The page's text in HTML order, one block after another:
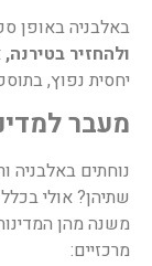
באלבניה באופן
ולהחזיר בטירנה,
יחסית נפוץ,
מעבר
נוחתים באלבניה
שתיהן? אולי
משנה מהן
מרכזיים: